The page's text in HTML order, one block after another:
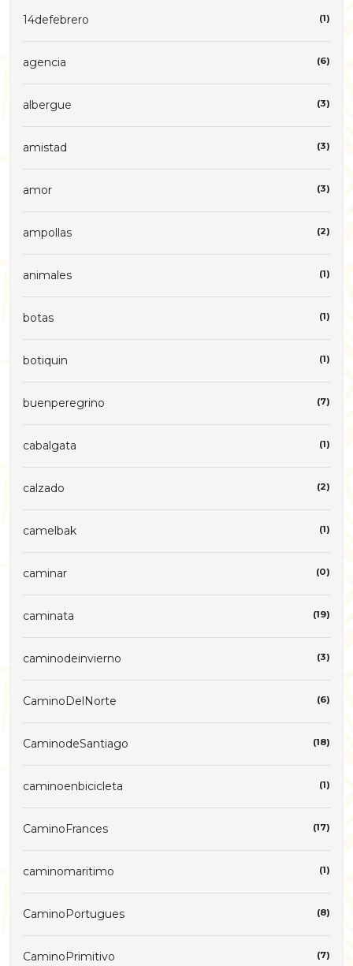
14defebrero (1)
agencia (6)
albergue (3)
amistad (3)
amor (3)
ampollas (2)
animales (1)
botas (1)
botiquin (1)
buenperegrino (7)
cabalgata (1)
calzado (2)
camelbak (1)
caminar (0)
caminata (19)
caminodeinvierno (3)
CaminoDelNorte (6)
CaminodeSantiago (18)
caminoenbicicleta (1)
CaminoFrances (17)
caminomaritimo (1)
CaminoPortugues (8)
CaminoPrimitivo (7)